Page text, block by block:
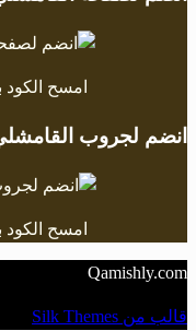
امسح الكود
انضم لجروب
امسح الكود
Qamishly.com
قالب من Silk Themes